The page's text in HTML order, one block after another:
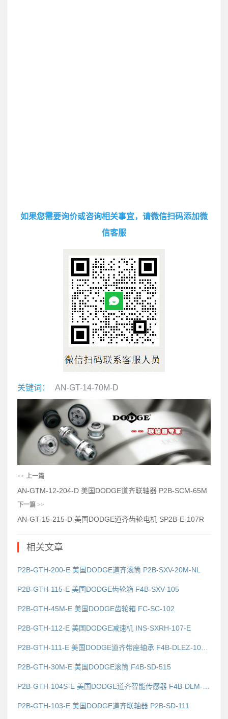
如果您需要询价或咨询相关事宜，请微信扫码添加微
信客服
关键词： AN-GT-14-70M-D
<< 上一篇
AN-GTM-12-204-D 美国DODGE道齐联轴器 P2B-SCM-65M
下一篇 >>
AN-GT-15-215-D 美国DODGE道齐齿轮电机 SP2B-E-107R
相关文章
P2B-GTH-200-E 美国DODGE道齐滚筒 P2B-SXV-20M-NL
P2B-GTH-115-E 美国DODGE齿轮箱 F4B-SXV-105
P2B-GTH-45M-E 美国DODGE齿轮箱 FC-SC-102
P2B-GTH-112-E 美国DODGE减速机 INS-SXRH-107-E
P2B-GTH-30M-E 美国DODGE滚筒 F4B-SD-515
P2B-GTH-103-E 美国DODGE道齐联轴器 P2B-SD-111